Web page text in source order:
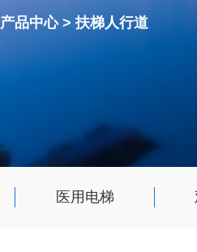
产品中心 > 扶梯人行道
医用电梯